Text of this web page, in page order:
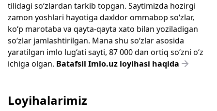
tilidagi so‘zlardan tarkib topgan. Saytimizda hozirgi
zamon yoshlari hayotiga daxldor ommabop so‘zlar,
ko‘p marotaba va qayta-qayta xato bilan yoziladigan
so‘zlar jamlashtirilgan. Mana shu so‘zlar asosida
yaratilgan imlo lug‘ati sayti, 87 000 dan ortiq so‘zni o‘z
ichiga olgan. Batafsil Imlo.uz loyihasi haqida
Loyihalarimiz